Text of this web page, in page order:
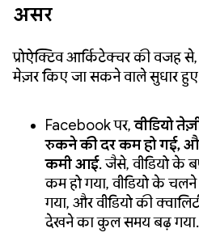
असर
प्रोऐक्टिव आर्किटेक्चर की वजह से,
मेज़र किए जा सकने वाले सुधार
Facebook पर,वीडियो
रुकने की दर कम हो गई,
कमी आई. जैसे, वीडियो के
कम हो गया, वीडियो के
गया, और वीडियो की
देखने का कुल समय बढ़ गया.